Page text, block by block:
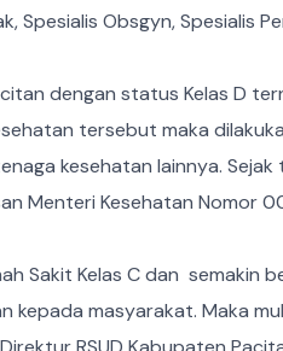
Spesialis Obsgyn, Spesialis
dengan status Kelas D
tersebut maka
kesehatan lainnya.
Menteri Kesehatan Nomor
Sakit Kelas C dan
kepada masyarakat. Maka